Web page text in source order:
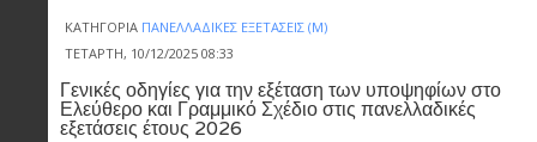
ΚΑΤΗΓΟΡΊΑ ΠΑΝΕΛΛΑΔΙΚΈΣ ΕΞΕΤΆΣΕΙΣ (Μ)
ΤΕΤΆΡΤΗ, 10/12/2025 08:33
Γενικές οδηγίες για την εξέταση των υποψηφίων στο
Ελεύθερο και Γραμμικό Σχέδιο στις πανελλαδικές
εξετάσεις έτους 2026